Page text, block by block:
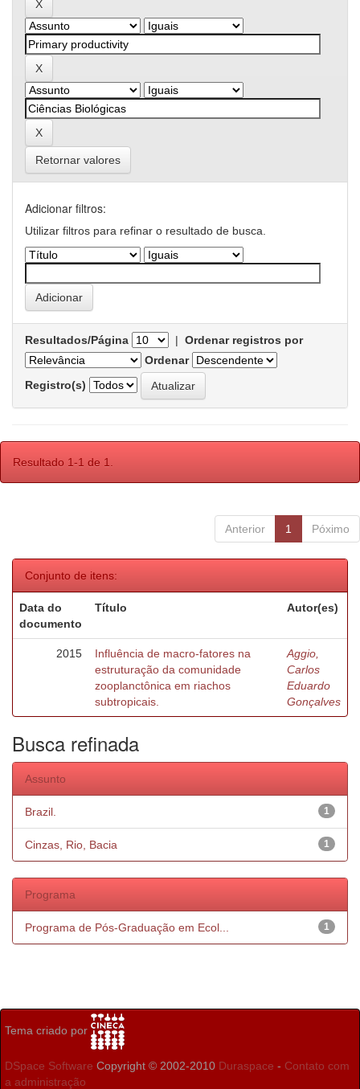
Retornar valores
Adicionar filtros:
Utilizar filtros para refinar o resultado de busca.
Resultados/Página | Ordenar registros por
Ordenar
Registro(s)
Resultado 1-1 de 1.
Anterior 1 Póximo
Conjunto de itens:
Data do
documento
Título Autor(es)
2015
Influência de macro-fatores na
estruturação da comunidade
zooplanctônica em riachos
subtropicais.
Aggio,
Carlos
Eduardo
Gonçalves
Busca refinada
Assunto
1
Brazil.
1
Cinzas, Rio, Bacia
Programa
1
Programa de Pós-Graduação em Ecol...
Tema criado por
DSpace Software Copyright © 2002-2010 Duraspace - Contato com
a administração